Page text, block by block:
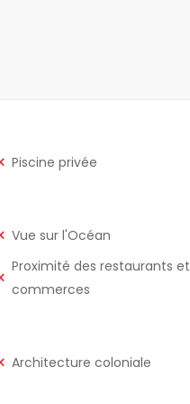
Piscine privée
Vue sur l'Océan
Proximité des restaurants et
commerces
Architecture coloniale